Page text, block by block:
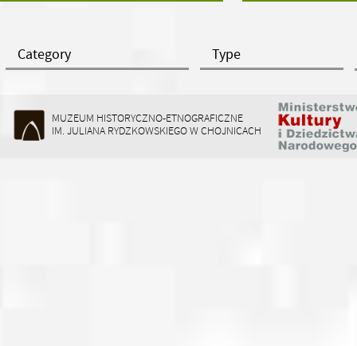
MUZEUM HISTORYCZNO-ETNOGRAFICZNE
IM. JULIANA RYDZKOWSKIEGO W CHOJNICACH